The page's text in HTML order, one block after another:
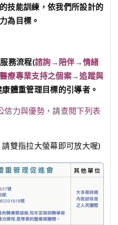
技能訓練，依我們所設計的
為目標。
務流程(諮詢→陪伴→情緒
療專業支持之個案→追蹤與
體重管理目標的引導者。
信力與優勢，請查閱下列表
雙指拉大螢幕即可放大喔)